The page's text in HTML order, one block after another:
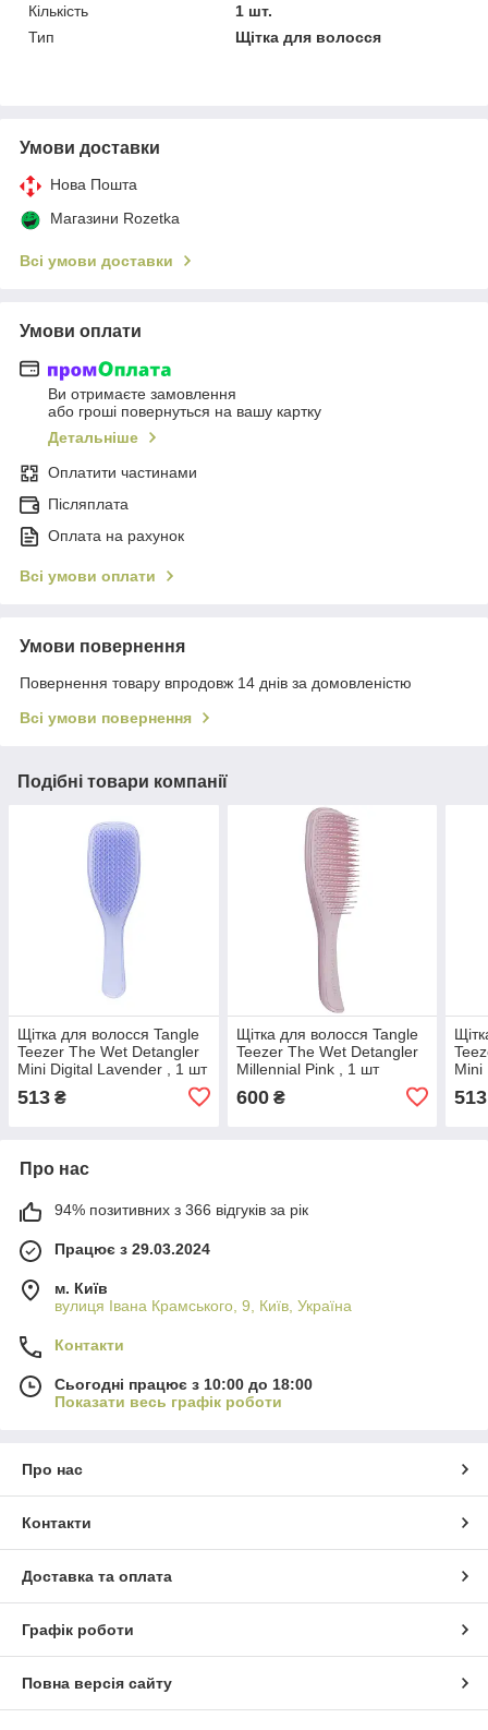
Кількість
1 шт.
Тип
Щітка для волосся
Умови доставки
Нова Пошта
Магазини Rozetka
Всі умови доставки
Умови оплати
Ви отримаєте замовлення
або гроші повернуться на вашу картку
Детальніше
Оплатити частинами
Післяплата
Оплата на рахунок
Всі умови оплати
Умови повернення
Повернення товару впродовж 14 днів за домовленістю
Всі умови повернення
Подібні товари компанії
Щітка для волосся Tangle
Teezer The Wet Detangler
Mini Digital Lavender , 1 шт
513 ₴
Щітка для волосся Tangle
Teezer The Wet Detangler
Millennial Pink , 1 шт
600₴
Mini
513
Про нас
94% позитивних з 366 відгуків за рік
Працює з 29.03.2024
м. Київ
вулиця Івана Крамського, 9, Київ, Україна
Контакти
Сьогодні працює з 10:00 до 18:00
Показати весь графік роботи
Про нас
Контакти
Доставка та оплата
Графік роботи
Повна версія сайту